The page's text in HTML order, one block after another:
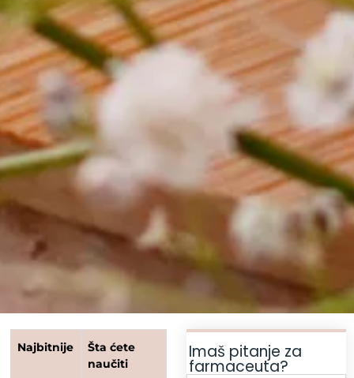
Najbitnije
Šta ćete
naučiti
Imaš pitanje za
farmaceuta?